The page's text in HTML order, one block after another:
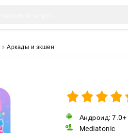
» Аркады и экшен
Андроид: 7.0+
Mediatonic